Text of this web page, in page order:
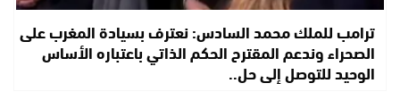
ترامب للملك محمد السادس: نعترف بسيادة المغرب على
الصحراء وندعم المقترح الحكم الذاتي باعتباره الأساس
الوحيد للتوصل إلى حل..